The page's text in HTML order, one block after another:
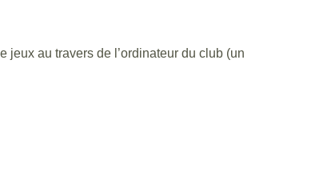
au travers de l’ordinateur du club (un